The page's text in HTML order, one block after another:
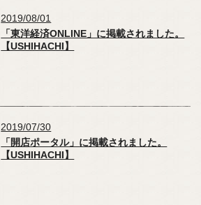
2019/08/01
「東洋経済ONLINE」に掲載されました。
【USHIHACHI】
2019/07/30
「開店ポータル」に掲載されました。
【USHIHACHI】